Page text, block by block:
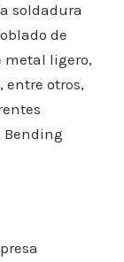
soldadura
de
metal ligero,
, entre otros,
Bending